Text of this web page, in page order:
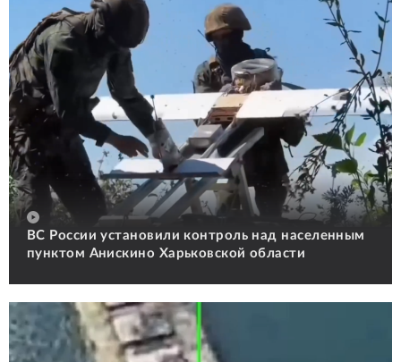
ВС России установили контроль над населенным
пунктом Анискино Харьковской области